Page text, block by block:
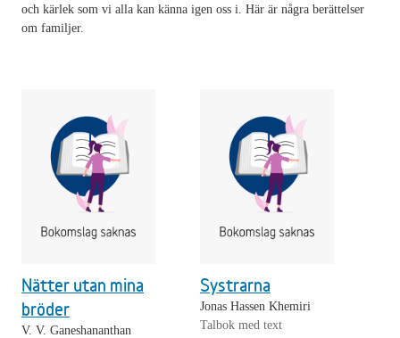
och kärlek som vi alla kan känna igen oss i. Här är några berättelser
om familjer.
Nätter utan mina
bröder
V. V. Ganeshananthan
Systrarna
Jonas Hassen Khemiri
Talbok med text